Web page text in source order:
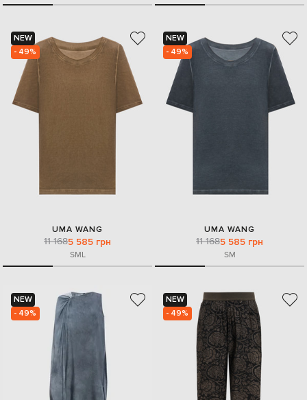
NEW
- 49%
UMA WANG
11 1685 585 грн
SML
NEW
- 49%
UMA WANG
11 1685 585 грн
SM
NEW
- 49%
NEW
- 49%